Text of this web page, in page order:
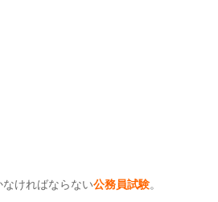
ければならない公務員試験。